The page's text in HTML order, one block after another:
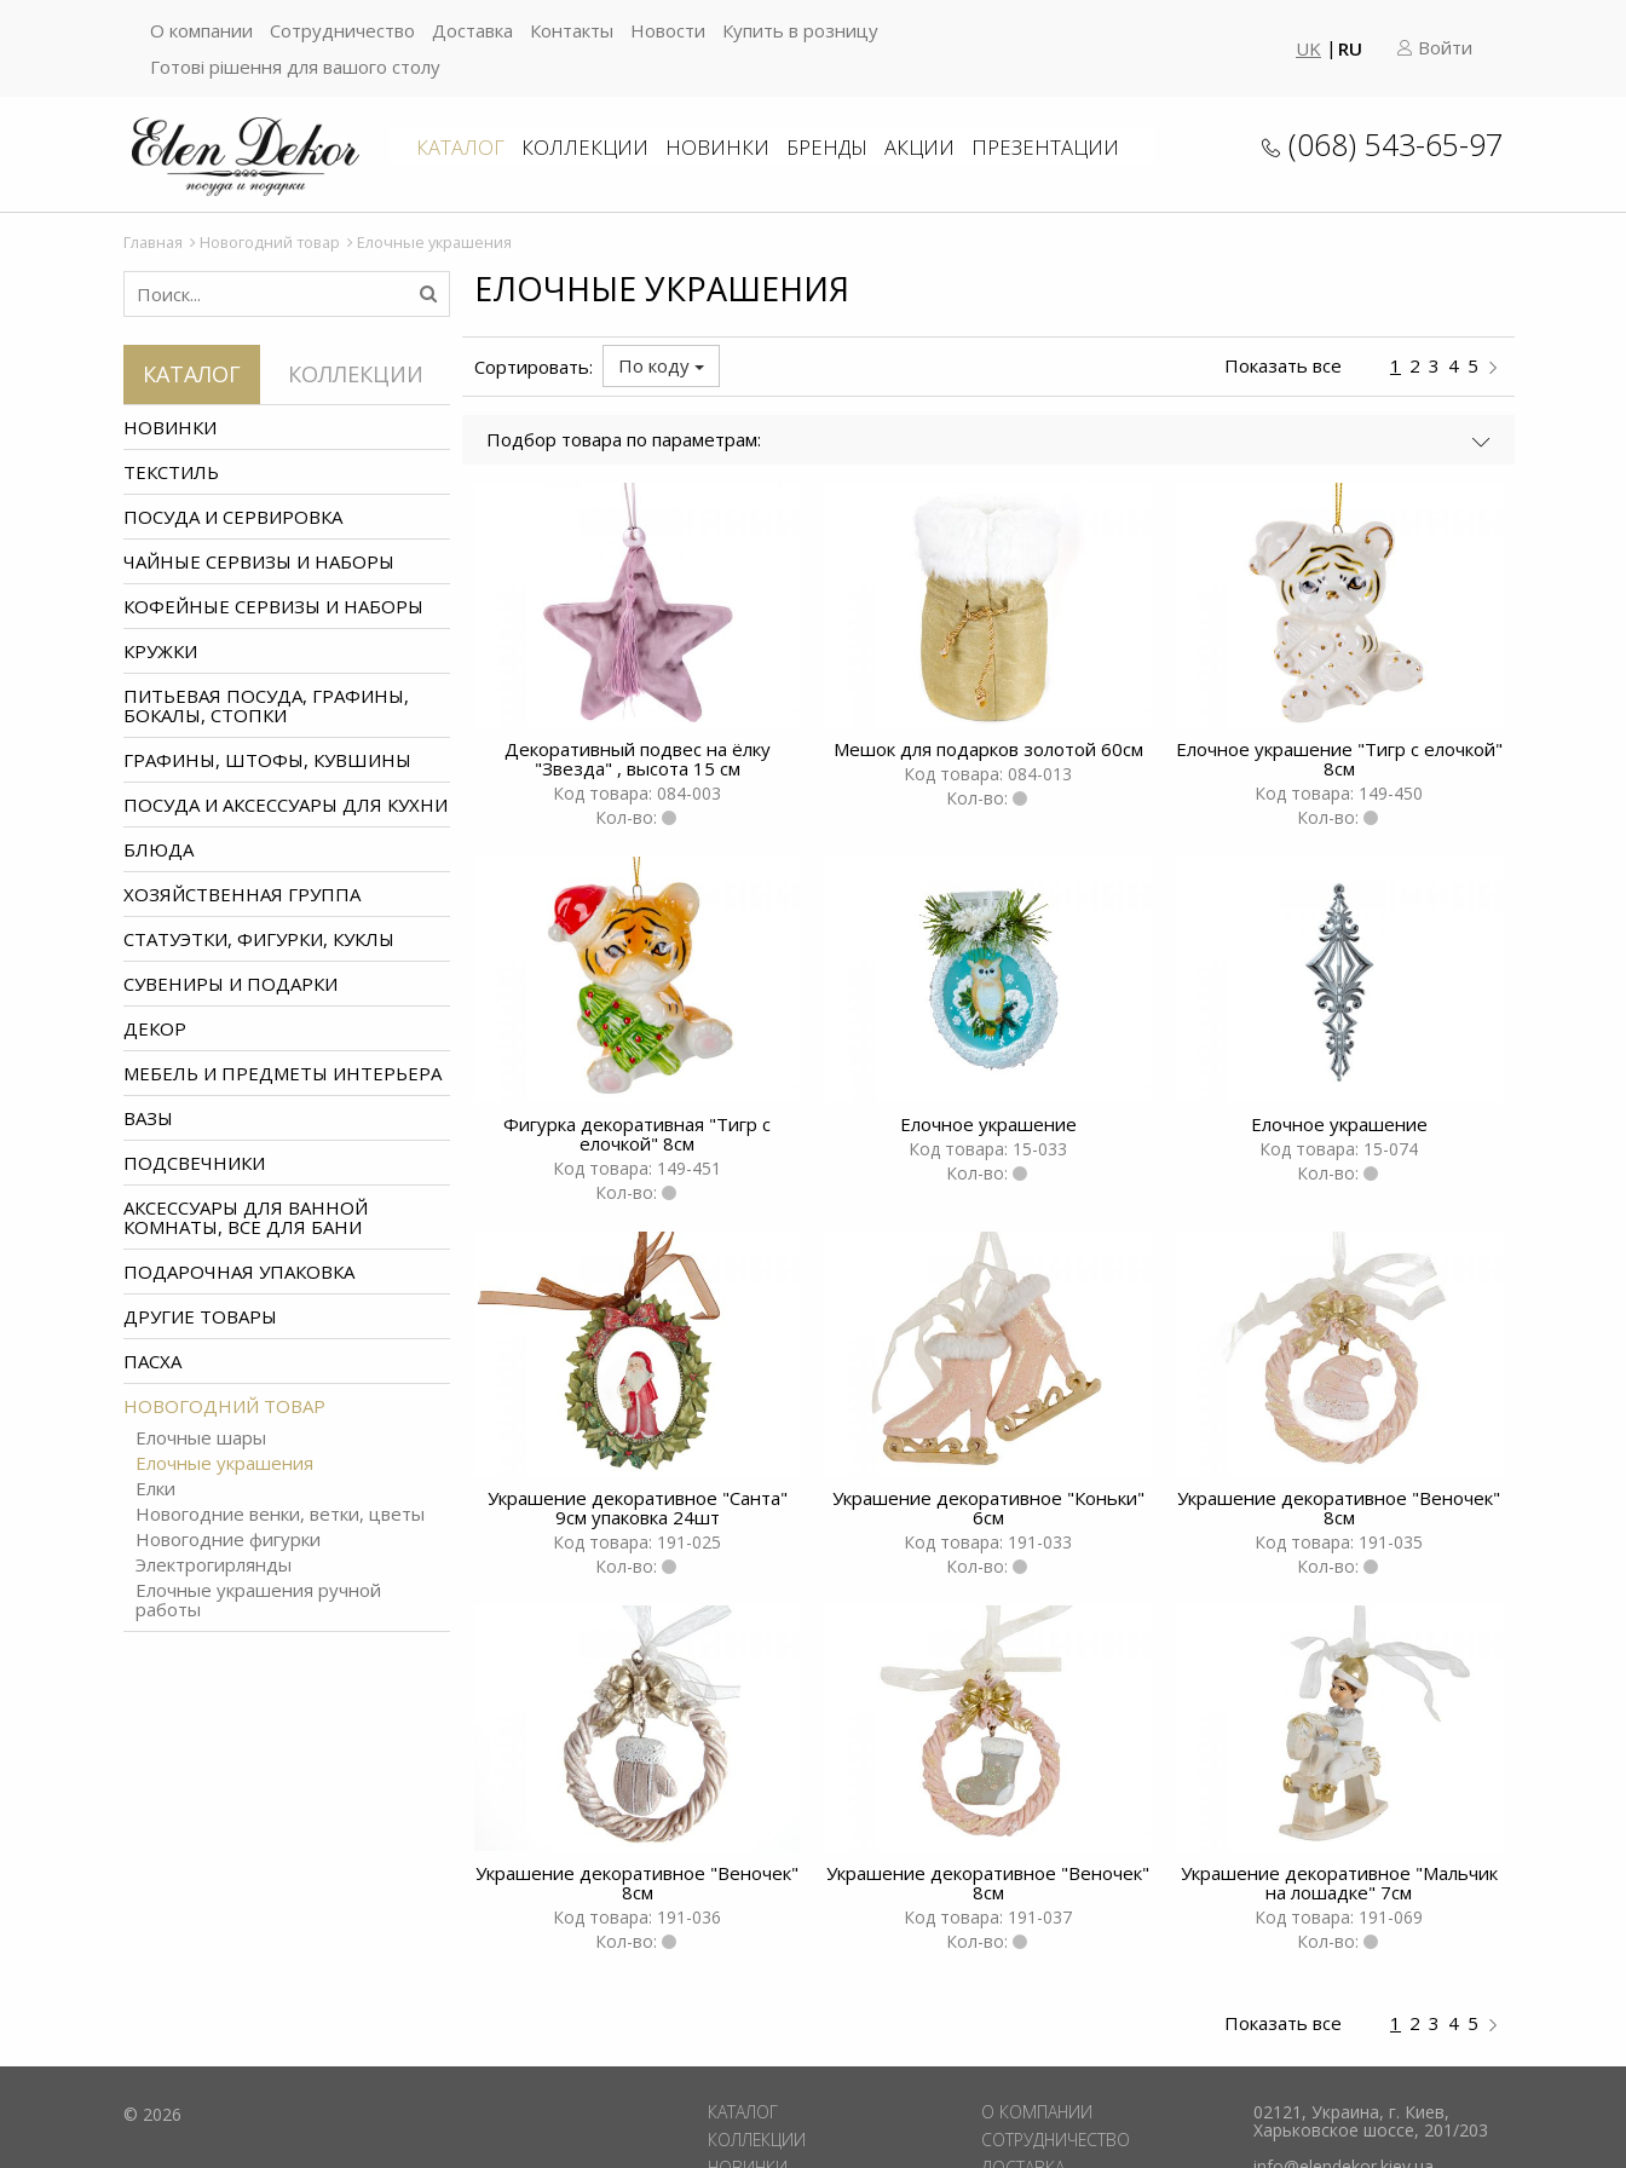
О компании Сотрудничество Доставка Контакты Новости
Купить в розницу
Готові рішення для вашого столу
UK RU Войти
КАТАЛОГ КОЛЛЕКЦИИ НОВИНКИ БРЕНДЫ АКЦИИ ПРЕЗЕНТАЦИИ (068) 543-65-97
Главная Новогодний товар Елочные украшения
КАТАЛОГ КОЛЛЕКЦИИ
НОВИНКИ
ТЕКСТИЛЬ
ПОСУДА И СЕРВИРОВКА
ЧАЙНЫЕ СЕРВИЗЫ И НАБОРЫ
КОФЕЙНЫЕ СЕРВИЗЫ И НАБОРЫ
КРУЖКИ
ПИТЬЕВАЯ ПОСУДА, ГРАФИНЫ,
БОКАЛЫ, СТОПКИ
ГРАФИНЫ, ШТОФЫ, КУВШИНЫ
ПОСУДА И АКСЕССУАРЫ ДЛЯ КУХНИ
БЛЮДА
ХОЗЯЙСТВЕННАЯ ГРУППА
СТАТУЭТКИ, ФИГУРКИ, КУКЛЫ
СУВЕНИРЫ И ПОДАРКИ
ДЕКОР
МЕБЕЛЬ И ПРЕДМЕТЫ ИНТЕРЬЕРА
ВАЗЫ
ПОДСВЕЧНИКИ
АКСЕССУАРЫ ДЛЯ ВАННОЙ
КОМНАТЫ, ВСЕ ДЛЯ БАНИ
ПОДАРОЧНАЯ УПАКОВКА
ДРУГИЕ ТОВАРЫ
ПАСХА
НОВОГОДНИЙ ТОВАР
Елочные шары
Елочные украшения
Елки
Новогодние венки, ветки, цветы
Новогодние фигурки
Электрогирлянды
Елочные украшения ручной
работы
ЕЛОЧНЫЕ УКРАШЕНИЯ
Сортировать: По коду Показать все 1 2 3 4 5
Подбор товара по параметрам:
Декоративный подвес на ёлку
"Звезда" , высота 15 см
Код товара: 084-003
Кол-во:
Мешок для подарков золотой 60см
Код товара: 084-013
Кол-во:
Елочное украшение "Тигр с елочкой"
8см
Код товара: 149-450
Кол-во:
Фигурка декоративная "Тигр с
елочкой" 8см
Код товара: 149-451
Кол-во:
Елочное украшение
Код товара: 15-033
Кол-во:
Елочное украшение
Код товара: 15-074
Кол-во:
Украшение декоративное "Санта"
9см упаковка 24шт
Код товара: 191-025
Кол-во:
Украшение декоративное "Коньки"
6см
Код товара: 191-033
Кол-во:
Украшение декоративное "Веночек"
8см
Код товара: 191-035
Кол-во:
Украшение декоративное "Веночек"
8см
Код товара: 191-036
Кол-во:
Украшение декоративное "Веночек"
8см
Код товара: 191-037
Кол-во:
Украшение декоративное "Мальчик
на лошадке" 7см
Код товара: 191-069
Кол-во:
Показать все 1 2 3 4 5
© 2026
КАТАЛОГ
КОЛЛЕКЦИИ
О КОМПАНИИ
СОТРУДНИЧЕСТВО
02121, Украина, г. Киев,
Харьковское шоссе, 201/203